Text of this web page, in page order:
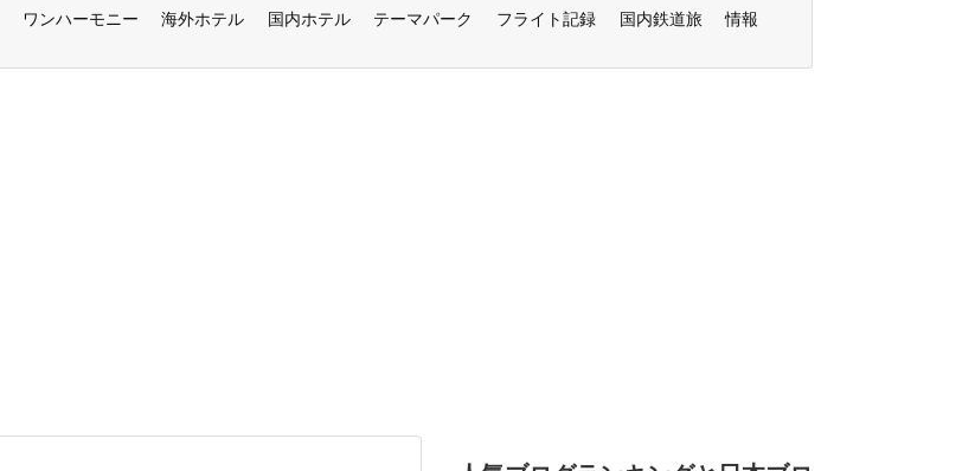
ワンハーモニー 海外ホテル 国内ホテル テーマパーク フライト記録 国内鉄道旅
情報